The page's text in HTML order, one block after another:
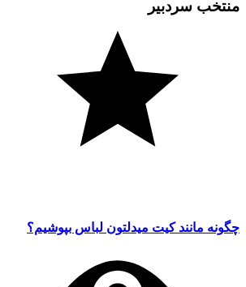
منتخب سردبیر
چگونه مانند کیت میدلتون لباس بپوشیم؟